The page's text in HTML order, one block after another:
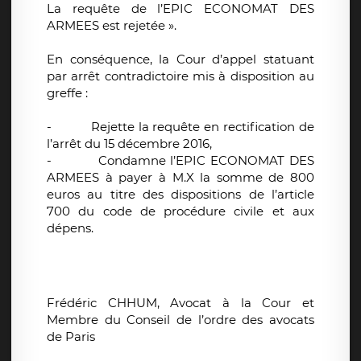
La requête de l’EPIC ECONOMAT DES
ARMEES est rejetée ».
En conséquence, la Cour d’appel statuant
par arrêt contradictoire mis à disposition au
greffe :
-
Rejette la requête en rectification de
l’arrêt du 15 décembre 2016,
-
Condamne l’EPIC ECONOMAT DES
ARMEES à payer à M.X la somme de 800
euros au titre des dispositions de l’article
700 du code de procédure civile et aux
dépens.
Frédéric CHHUM, Avocat à la Cour et
Membre du Conseil de l’ordre des avocats
de Paris